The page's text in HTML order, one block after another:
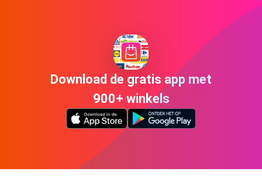
Download de gratis app met
900+ winkels